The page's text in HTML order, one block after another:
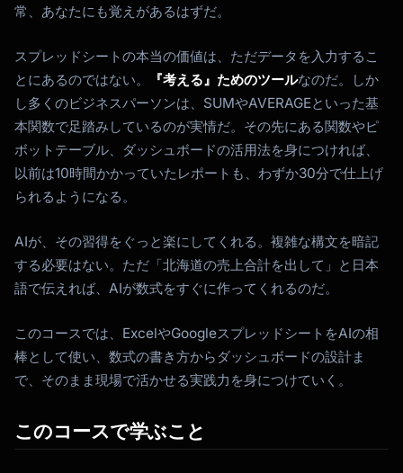
常、あなたにも覚えがあるはずだ。
スプレッドシートの本当の価値は、ただデータを入力するこ
とにあるのではない。
『考える』ためのツールなのだ。しか
し多くのビジネスパーソンは、SUMやAVERAGEといった基
本関数で足踏みしているのが実情だ。その先にある関数やピ
ボットテーブル、ダッシュボードの活用法を身につければ、
以前は10時間かかっていたレポートも、わずか30分で仕上げ
られるようになる。
AIが、その習得をぐっと楽にしてくれる。複雑な構文を暗記
する必要はない。ただ「北海道の売上合計を出して」と日本
語で伝えれば、AIが数式をすぐに作ってくれるのだ。
このコースでは、ExcelやGoogleスプレッドシートをAIの相
棒として使い、数式の書き方からダッシュボードの設計ま
で、そのまま現場で活かせる実践力を身につけていく。
このコースで学ぶこと